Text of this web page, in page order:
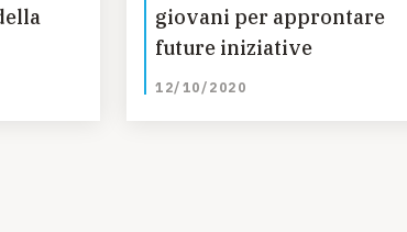
Go
giovani per approntare
future iniziative
12/10/2020